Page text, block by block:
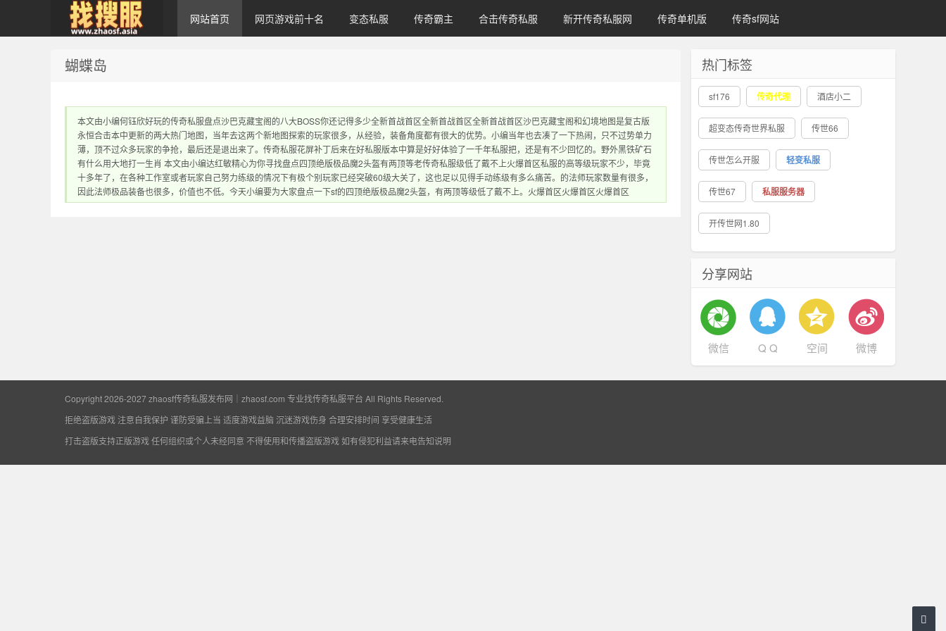
zhaosf传奇私服发
网站首页 网页游戏前十名 变态私服 传奇霸主 合击传奇私服 新开传奇私服网 传奇单机版 传奇sf网站
蝴蝶岛
本文由小编何钰欣好玩的传奇私服盘点沙巴克藏宝阁的八大BOSS你还记得多少全新首战首区全新首战首区全新首战首区沙巴克藏宝阁和幻境地图是复古版
永恒合击本中更新的两大热门地图，当年去这两个新地图探索的玩家很多，从经验，装备角度都有很大的优势。小编当年也去凑了一下热闹，只不过势单力
薄，顶不过众多玩家的争抢，最后还是退出来了。传奇私服花屏补丁后来在好私服版本中算是好好体验了一千年私服把，还是有不少回忆的。野外黑铁矿石
有什么用大地打一生肖 本文由小编达红敏精心为你寻找盘点四顶绝版极品魔2头盔有两顶等老传奇私服级低了戴不上火爆首区私服的高等级玩家不少，毕竟
十多年了，在各种工作室或者玩家自己努力练级的情况下有极个别玩家已经突破60级大关了，这也足以见得手动练级有多么痛苦。的法师玩家数量有很多，
因此法师极品装备也很多，价值也不低。今天小编要为大家盘点一下sf的四顶绝版极品魔2头盔，有两顶等级低了戴不上。火爆首区火爆首区火爆首区
热门标签
sf176 传奇代理 酒店小二
超变态传奇世界私服 传世66
传世怎么开服 轻变私服
传世67 私服服务器
开传世网1.80
分享网站
微信 Q Q 空间 微博
Copyright 2026-2027zhaosf传奇私服发布网｜zhaosf.com 专业找传奇私服平台 All Rights Reserved.
拒绝盗版游戏 注意自我保护 谨防受骗上当 适度游戏益脑 沉迷游戏伤身 合理安排时间 享受健康生活
打击盗版支持正版游戏 任何组织或个人未经同意 不得使用和传播盗版游戏 如有侵犯利益请来电告知说明